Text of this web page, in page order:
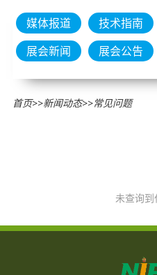
媒体报道 技术指南
展会新闻
展会公告
首页>>新闻动态>>常见问题
未查询